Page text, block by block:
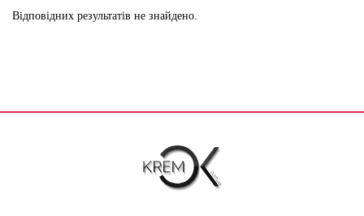
Відповідних результатів не знайдено.